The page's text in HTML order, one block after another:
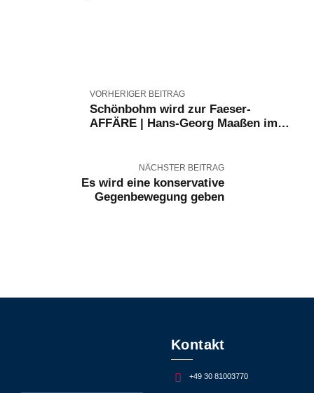
VORHERIGER BEITRAG
Schönbohm wird zur Faeser-
AFFÄRE | Hans-Georg Maaßen im
NÄCHSTER BEITRAG
Es wird eine konservative
Gegenbewegung geben
Kontakt
+49 30 81003770